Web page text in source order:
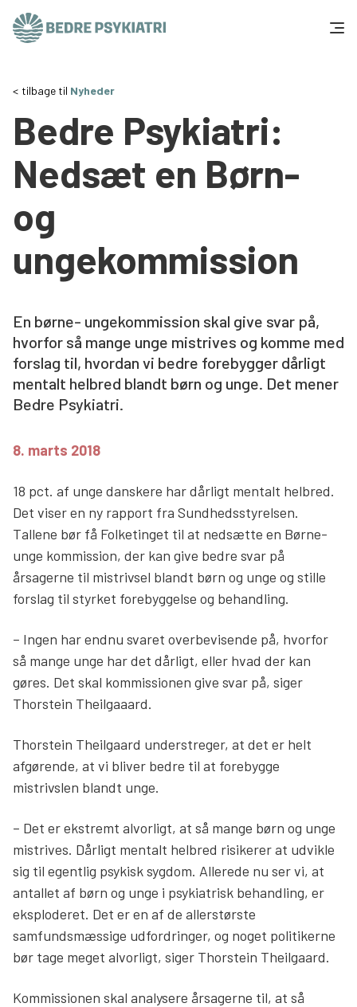
Tal og fakta
Om os
Vær med
Presse og politik
Søg
tilbage til Nyheder
Bedre Psykiatri:
Nedsæt en Børn-
og
ungekommission
En børne- ungekommission skal give svar på,
hvorfor så mange unge mistrives og komme med
forslag til, hvordan vi bedre forebygger dårligt
mentalt helbred blandt børn og unge. Det mener
Bedre Psykiatri.
8. marts 2018
18 pct. af unge danskere har dårligt mentalt helbred.
Det viser en ny rapport fra Sundhedsstyrelsen.
Tallene bør få Folketinget til at nedsætte en Børne-
unge kommission, der kan give bedre svar på
årsagerne til mistrivsel blandt børn og unge og stille
forslag til styrket forebyggelse og behandling.
– Ingen har endnu svaret overbevisende på, hvorfor
så mange unge har det dårligt, eller hvad der kan
gøres. Det skal kommissionen give svar på, siger
Thorstein Theilgaaard.
Thorstein Theilgaard understreger, at det er helt
afgørende, at vi bliver bedre til at forebygge
mistrivslen blandt unge.
– Det er ekstremt alvorligt, at så mange børn og unge
mistrives. Dårligt mentalt helbred risikerer at udvikle
sig til egentlig psykisk sygdom. Allerede nu ser vi, at
antallet af børn og unge i psykiatrisk behandling, er
eksploderet. Det er en af de allerstørste
samfundsmæssige udfordringer, og noget politikerne
bør tage meget alvorligt, siger Thorstein Theilgaard.
Kommissionen skal analysere årsagerne til, at så